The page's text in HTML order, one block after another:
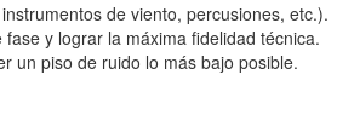
de viento, percusiones, etc.).
y lograr la máxima fidelidad técnica.
un piso de ruido lo más bajo posible.